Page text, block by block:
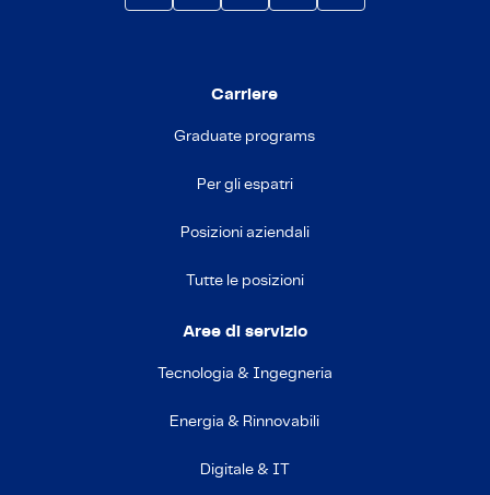
Carriere
Graduate programs
Per gli espatri
Posizioni aziendali
Tutte le posizioni
Aree di servizio
Tecnologia & Ingegneria
Energia & Rinnovabili
Digitale & IT